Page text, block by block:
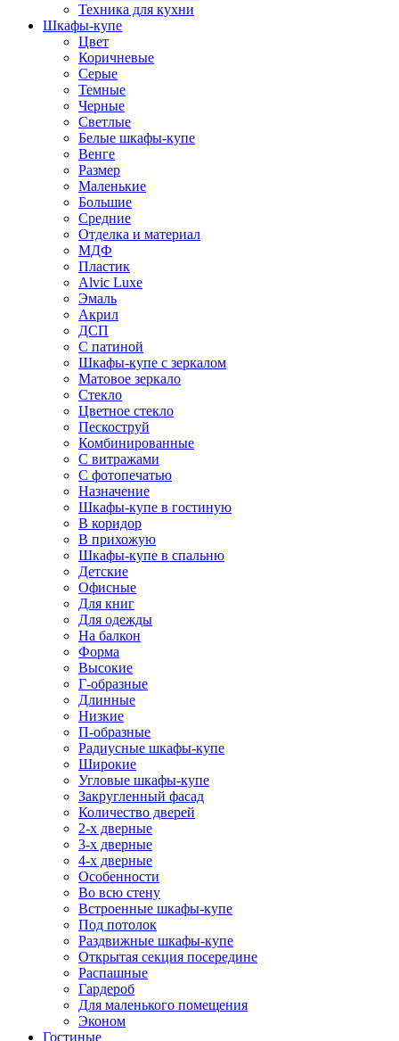
Техника для кухни
Шкафы-купе
Цвет
Коричневые
Серые
Темные
Черные
Светлые
Белые шкафы-купе
Венге
Размер
Маленькие
Большие
Средние
Отделка и материал
МДФ
Пластик
Alvic Luxe
Эмаль
Акрил
ДСП
С патиной
Шкафы-купе с зеркалом
Матовое зеркало
Стекло
Цветное стекло
Пескоструй
Комбинированные
С витражами
С фотопечатью
Назначение
Шкафы-купе в гостиную
В коридор
В прихожую
Шкафы-купе в спальню
Детские
Офисные
Для книг
Для одежды
На балкон
Форма
Высокие
Г-образные
Длинные
Низкие
П-образные
Радиусные шкафы-купе
Широкие
Угловые шкафы-купе
Закругленный фасад
Количество дверей
2-х дверные
3-х дверные
4-х дверные
Особенности
Во всю стену
Встроенные шкафы-купе
Под потолок
Раздвижные шкафы-купе
Открытая секция посередине
Распашные
Гардероб
Для маленького помещения
Эконом
Гостиные